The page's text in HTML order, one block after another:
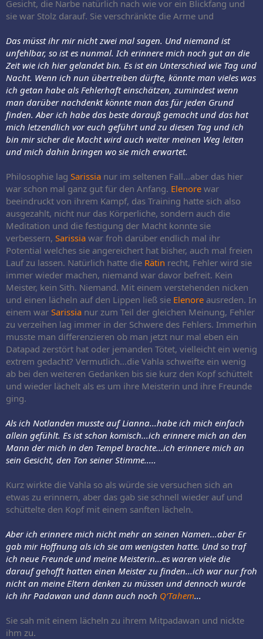
Gesicht, die Narbe natürlich nach wie vor ein Blickfang und
sie war Stolz darauf. Sie verschränkte die Arme und
Das müsst ihr mir nicht zwei mal sagen. Und niemand ist
unfehlbar, so ist es nunmal. Ich erinnere mich noch gut an die
Zeit wie ich hier gelandet bin. Es ist ein Unterschied wie Tag und
Nacht. Wenn ich nun übertreiben dürfte, könnte man vieles was
ich getan habe als Fehlerhaft einschätzen, zumindest wenn
man darüber nachdenkt könnte man das für jeden Grund
finden. Aber ich habe das beste darauß gemacht und das hat
mich letzendlich vor euch geführt und zu diesen Tag und ich
bin mir sicher die Macht wird auch weiter meinen Weg leiten
und mich dahin bringen wo sie mich erwartet.
Philosophie lag Sarissia nur im seltenen Fall...aber das hier
war schon mal ganz gut für den Anfang. Elenore war
beeindruckt von ihrem Kampf, das Training hatte sich also
ausgezahlt, nicht nur das Körperliche, sondern auch die
Meditation und die festigung der Macht konnte sie
verbessern, Sarissia war froh darüber endlich mal ihr
Potential welches sie angereichert hat bisher, auch mal freien
Lauf zu lassen. Natürlich hatte die Rätin recht, Fehler wird sie
immer wieder machen, niemand war davor befreit. Kein
Meister, kein Sith. Niemand. Mit einem verstehenden nicken
und einen lächeln auf den Lippen ließ sie Elenore ausreden. In
einem war Sarissia nur zum Teil der gleichen Meinung, Fehler
zu verzeihen lag immer in der Schwere des Fehlers. Immerhin
musste man differenzieren ob man jetzt nur mal eben ein
Datapad zerstört hat oder jemanden Tötet, vielleicht ein wenig
extrem gedacht? Vermutlich...die Vahla schweifte ein wenig
ab bei den weiteren Gedanken bis sie kurz den Kopf schüttelt
und wieder lächelt als es um ihre Meisterin und ihre Freunde
ging.
Als ich Notlanden musste auf Lianna...habe ich mich einfach
allein gefühlt. Es ist schon komisch...ich erinnere mich an den
Mann der mich in den Tempel brachte...ich erinnere mich an
sein Gesicht, den Ton seiner Stimme.....
Kurz wirkte die Vahla so als würde sie versuchen sich an
etwas zu erinnern, aber das gab sie schnell wieder auf und
schüttelte den Kopf mit einem sanften lächeln.
Aber ich erinnere mich nicht mehr an seinen Namen...aber Er
gab mir Hoffnung als ich sie am wenigsten hatte. Und so traf
ich neue Freunde und meine Meisterin...es waren viele die
darauf gehofft hatten einen Meister zu finden...ich war nur froh
nicht an meine Eltern denken zu müssen und dennoch wurde
ich ihr Padawan und dann auch noch Q‘Tahem...
Sie sah mit einem lächeln zu ihrem Mitpadawan und nickte
ihm zu.